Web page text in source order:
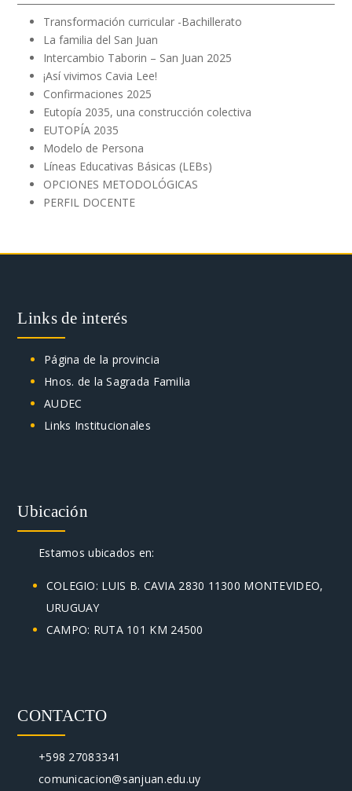
Transformación curricular -Bachillerato
La familia del San Juan
Intercambio Taborin – San Juan 2025
¡Así vivimos Cavia Lee!
Confirmaciones 2025
Eutopía 2035, una construcción colectiva
EUTOPÍA 2035
Modelo de Persona
Líneas Educativas Básicas (LEBs)
OPCIONES METODOLÓGICAS
PERFIL DOCENTE
Links de interés
Página de la provincia
Hnos. de la Sagrada Familia
AUDEC
Links Institucionales
Ubicación
Estamos ubicados en:
COLEGIO: LUIS B. CAVIA 2830 11300 MONTEVIDEO,
URUGUAY
CAMPO: RUTA 101 KM 24500
CONTACTO
+598 27083341
comunicacion@sanjuan.edu.uy